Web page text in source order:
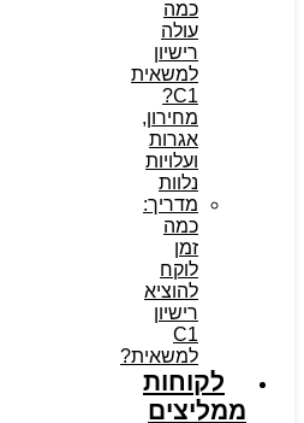
כמה
עולה
רישיון
למשאית
C1?
מחירון,
אגרות
ועלויות
נלוות
מדריך:
כמה
זמן
לוקח
להוציא
רישיון
C1
למשאית?
לקוחות
ממליצים